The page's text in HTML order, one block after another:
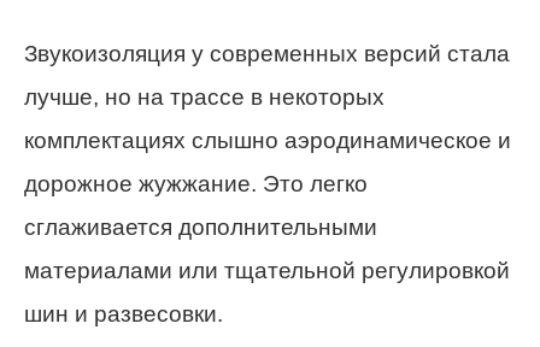
Звукоизоляция у современных версий стала
лучше, но на трассе в некоторых
комплектациях слышно аэродинамическое и
дорожное жужжание. Это легко
сглаживается дополнительными
материалами или тщательной регулировкой
шин и развесовки.